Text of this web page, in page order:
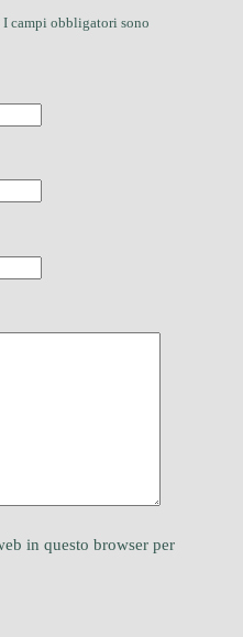
I campi obbligatori sono
in questo browser per